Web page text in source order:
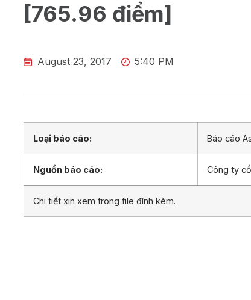
[765.96 điểm]
August 23, 2017 5:40 PM
Loại báo cáo: Báo cáo
Nguồn báo cáo: Công ty
Chi tiết xin xem trong file đính kèm.